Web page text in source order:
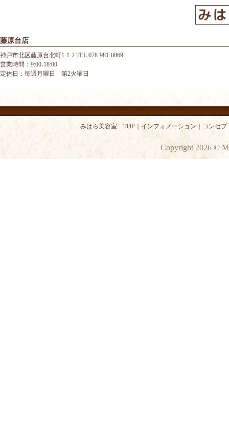
藤原台店
神戸市北区藤原台北町1-1-2 TEL 078-981-0069
営業時間：9:00-18:00
定休日：毎週月曜日 第2火曜日
みはら美容室 TOP インフォメーション コンセプ
Copyright 2026 ©